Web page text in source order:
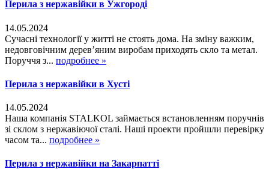
Перила з нержавійки в Ужгороді
14.05.2024
Сучасні технології у житті не стоять дома. На зміну важким,
недовговічним дерев’яним виробам приходять скло та метал.
Поруччя з... подробнее »
Перила з нержавійки в Хусті
14.05.2024
Наша компанія STALKOL займається встановленням поручнів
зі склом з нержавіючої сталі. Наші проекти пройшли перевірку
часом та... подробнее »
Перила з нержавійки на Закарпатті